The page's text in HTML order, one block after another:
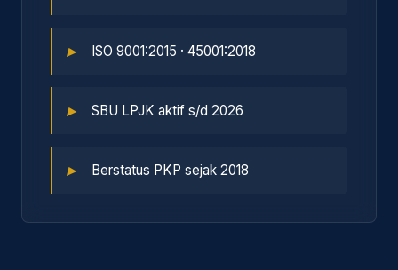
▸ ISO 9001:2015 · 45001:2018
▸ SBU LPJK aktif s/d 2026
▸ Berstatus PKP sejak 2018